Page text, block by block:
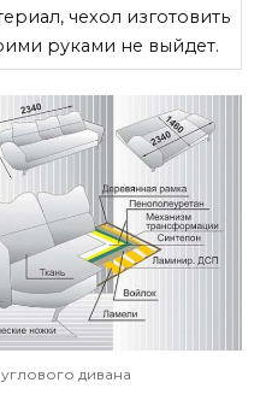
чехол изготовить
руками не выйдет.
дивана